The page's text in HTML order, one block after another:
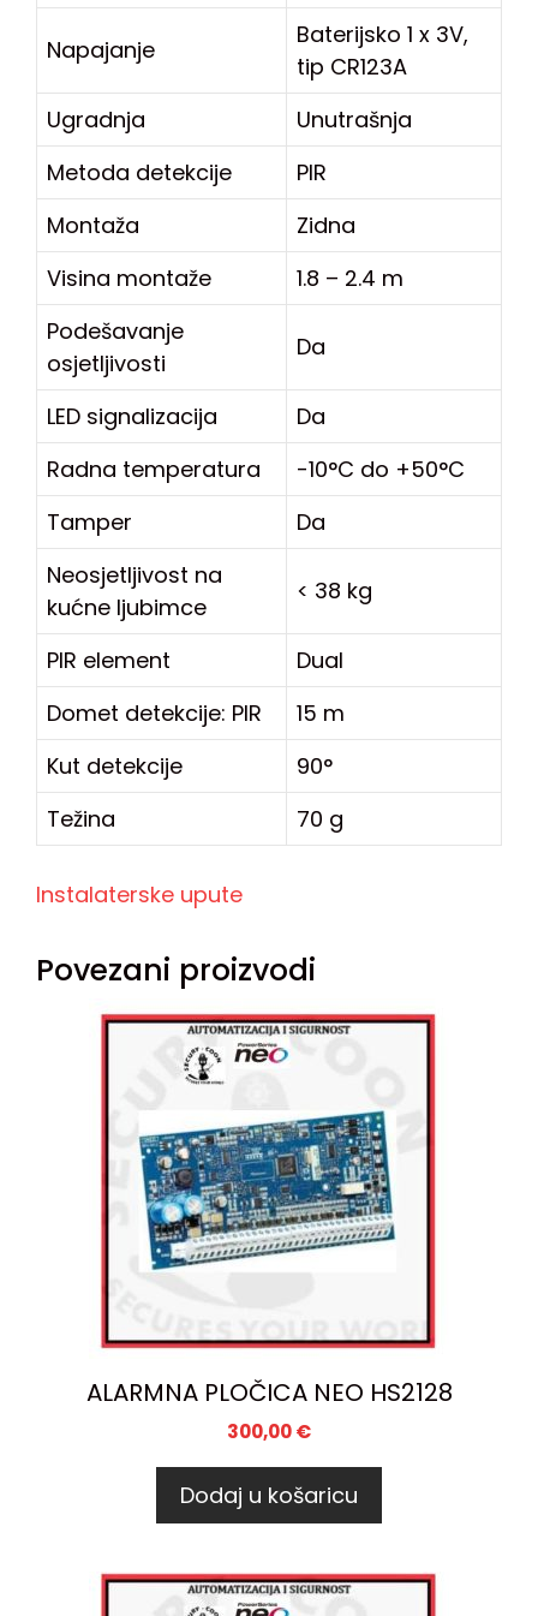
Napajanje
Baterijsko 1 x 3V,
tip CR123A
Ugradnja
Unutrašnja
Metoda detekcije
PIR
Montaža
Zidna
Visina montaže
1.8 – 2.4 m
Podešavanje
osjetljivosti
Da
LED signalizacija
Da
Radna temperatura
-10°C do +50°C
Tamper
Da
Neosjetljivost na
kućne ljubimce
< 38 kg
PIR element
Dual
Domet detekcije: PIR
15 m
Kut detekcije
90°
Težina
70 g
Instalaterske upute
Povezani proizvodi
ALARMNA PLOČICA NEO HS2128
300,00€
Dodaj u košaricu